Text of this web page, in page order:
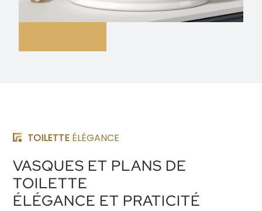
TOILETTE ÉLÉGANCE
VASQUES ET PLANS DE
TOILETTE
ÉLÉGANCE ET PRATICITÉ